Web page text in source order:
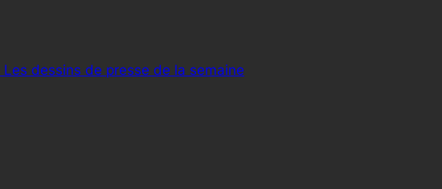
Les dessins de presse de la semaine